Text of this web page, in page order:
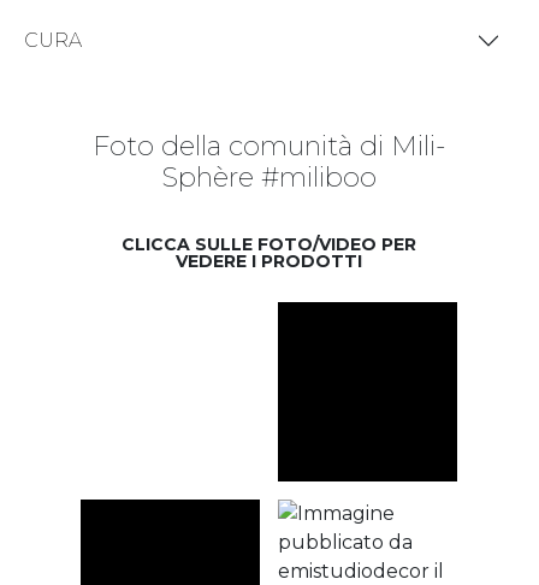
CURA
Foto della comunità di Mili-
Sphère #miliboo
CLICCA SULLE FOTO/VIDEO PER
VEDERE I PRODOTTI